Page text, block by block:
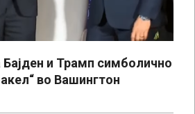
Бајден и Трамп симболично
во Вашингтон